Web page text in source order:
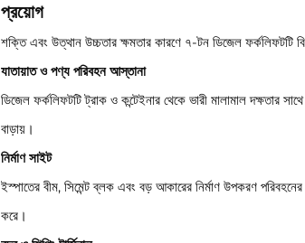
প্রয়োগ
শক্তি এবং উত্থান উচ্চতার ক্ষমতার কারণে ৭-টন ডিজেল ফর্কলিফটটি
যাতায়াত ও পণ্য পরিবহন আস্তানা
ডিজেল ফর্কলিফটটি ট্রাক ও কন্টেইনার থেকে ভারী মালামাল
বাড়ায়।
নির্মাণ সাইট
ইস্পাতের বীম, সিমেন্ট ব্লক এবং বড় আকারের নির্মাণ উপকরণ
করে।